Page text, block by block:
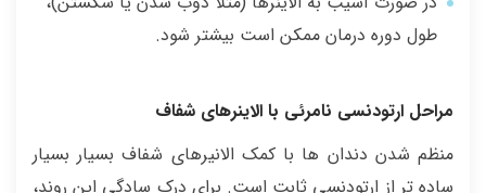
طول دوره درمان ممکن است بیشتر شود.
مراحل ارتودنسی نامرئی با الاینرهای شفاف
منظم شدن دندان ها با کمک الانیرهای شفاف بسیار بسیار
ساده تر از ارتودنسی ثابت است. برای درک سادگی این روند،